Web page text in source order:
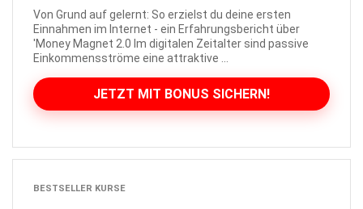
Von Grund auf gelernt: So erzielst du deine ersten
Einnahmen im Internet - ein Erfahrungsbericht über
'Money Magnet 2.0 Im digitalen Zeitalter sind passive
Einkommensströme eine attraktive ...
JETZT MIT BONUS SICHERN!
BESTSELLER KURSE